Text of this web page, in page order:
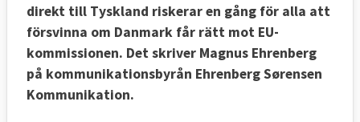
direkt till Tyskland riskerar en gång för alla att
försvinna om Danmark får rätt mot EU-
kommissionen. Det skriver Magnus Ehrenberg
på kommunikationsbyrån Ehrenberg Sørensen
Kommunikation.